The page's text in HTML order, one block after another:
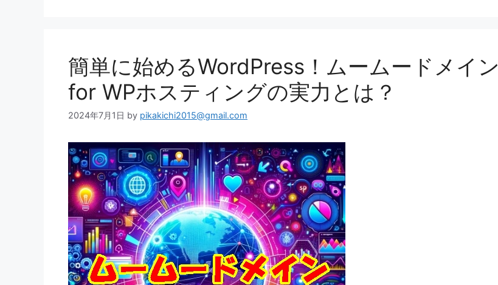
簡単に始めるWordPress！ムームードメイン
for WPホスティングの実力とは？
2024年7月1日 by pikakichi2015@gmail.com